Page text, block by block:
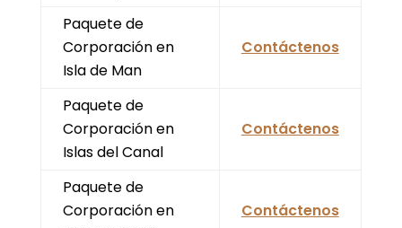
Paquete de
Corporación en
Isla de Man
Contáctenos
Paquete de
Corporación en
Islas del Canal
Contáctenos
Paquete de
Corporación en
Contáctenos